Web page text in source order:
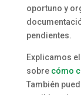
oportuno y
pendientes.
Explicamos
sobre cómo
También